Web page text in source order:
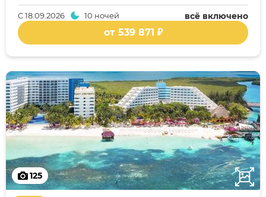
всё включено
С18.09.2026 10 ночей
от 539 871 ₽
125